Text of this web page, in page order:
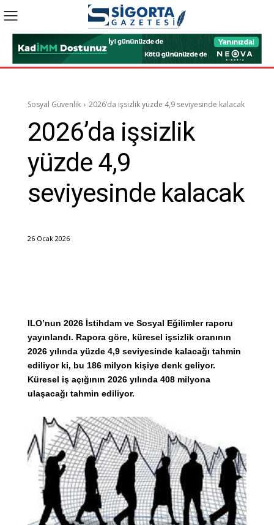
Sosyal Güvenlik 2026’da işsizlik yüzde 4,9 seviyesinde kalacak
2026’da işsizlik
yüzde 4,9
seviyesinde kalacak
26 Ocak 2026
ILO’nun 2026 İstihdam ve Sosyal Eğilimler raporu
yayınlandı. Rapora göre, küresel işsizlik oranının
2026 yılında yüzde 4,9 seviyesinde kalacağı tahmin
ediliyor ki, bu 186 milyon kişiye denk geliyor.
Küresel iş açığının 2026 yılında 408 milyona
ulaşacağı tahmin ediliyor.